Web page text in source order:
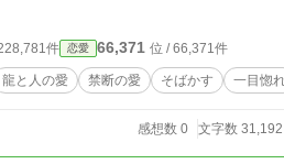
件 恋愛 66,371 位 / 66,371件
龍と人の愛 禁断の愛 そばかす 一目惚
感想数 0 文字数 31,192